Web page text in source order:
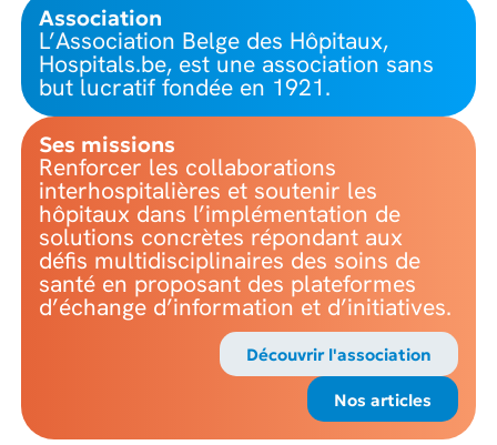
Association
L’Association Belge des Hôpitaux,
Hospitals.be, est une association sans
but lucratif fondée en 1921.
Ses missions
Renforcer les collaborations
interhospitalières et soutenir les
hôpitaux dans l’implémentation de
solutions concrètes répondant aux
défis multidisciplinaires des soins de
santé en proposant des plateformes
d’échange d’information et d’initiatives.
Découvrir l'association
Nos articles